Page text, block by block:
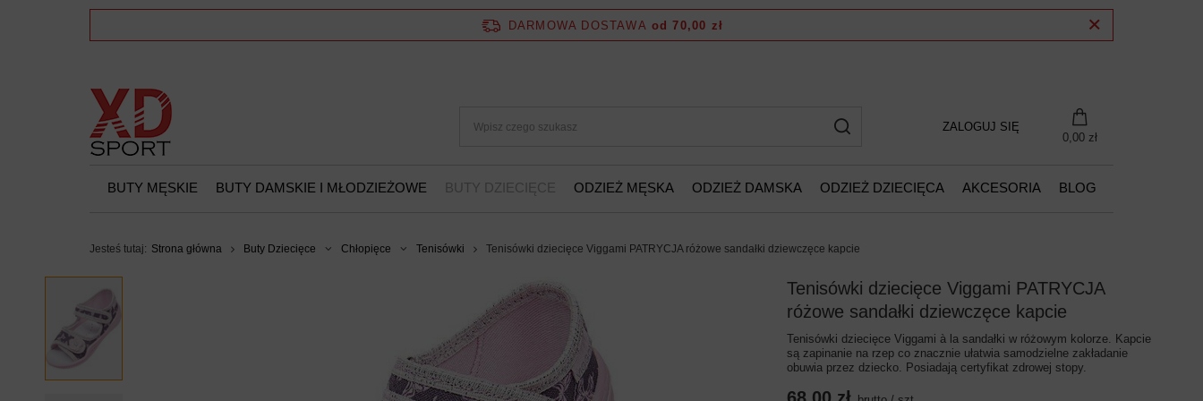
DARMOWA DOSTAWA od 70,00 zł
ZALOGUJ SIĘ
0,00 zł
BUTY MĘSKIE BUTY DAMSKIE I MŁODZIEŻOWE BUTY DZIECIĘCE ODZIEŻ MĘSKA ODZIEŻ DAMSKA ODZIEŻ DZIECIĘCA AKCESORIA BLOG
Jesteś tutaj: Strona główna Buty Dziecięce Chłopięce Tenisówki Tenisówki dziecięce Viggami PATRYCJA różowe sandałki dziewczęce kapcie
Tenisówki dziecięce Viggami PATRYCJA
różowe sandałki dziewczęce kapcie
Tenisówki dziecięce Viggami à la sandałki w różowym kolorze. Kapcie
są zapinanie na rzep co znacznie ułatwia samodzielne zakładanie
obuwia przez dziecko. Posiadają certyfikat zdrowej stopy.